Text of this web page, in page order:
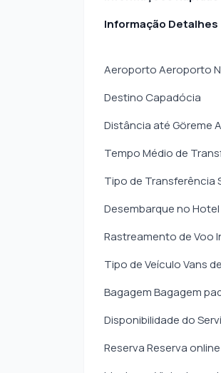
Informação Detalhes
Aeroporto Aeroporto
Destino Capadócia
Distância até Göreme
Tempo Médio de
Tipo de Transferência
Desembarque no
Rastreamento de Voo
Tipo de Veículo Vans
Bagagem Bagagem
Disponibilidade do
Reserva Reserva